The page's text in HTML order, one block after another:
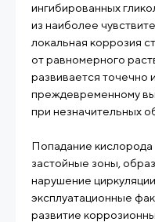
ингибированных
из наиболее
локальная коррозия
от равномерного
развивается точечно
преждевременному
при незначительных
Попадание кислорода
застойные зоны,
нарушение
эксплуатационные
развитие